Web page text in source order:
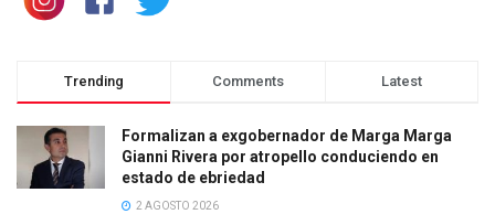
Trending Comments Latest
Formalizan a exgobernador de Marga Marga
Gianni Rivera por atropello conduciendo en
estado de ebriedad
2 AGOSTO 2026